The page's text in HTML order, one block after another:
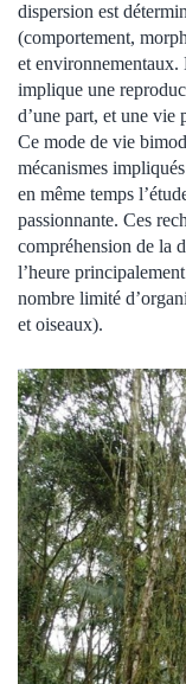
dispersion est
(comportement,
et
implique une
d’une part, et une vie
Ce mode de vie
mécanismes
en même temps
passionnante. Ces
compréhension de la
l’heure
nombre limité
et oiseaux).